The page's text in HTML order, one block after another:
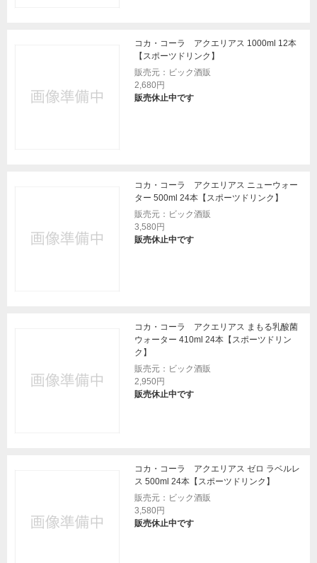
コカ・コーラ アクエリアス 1000ml 12本
【スポーツドリンク】
販売元：ビック酒販
2,680円
販売休止中です
コカ・コーラ アクエリアス ニューウォー
ター 500ml 24本【スポーツドリンク】
販売元：ビック酒販
3,580円
販売休止中です
コカ・コーラ アクエリアス まもる乳酸菌
ウォーター 410ml 24本【スポーツドリン
ク】
販売元：ビック酒販
2,950円
販売休止中です
コカ・コーラ アクエリアス ゼロ ラベルレ
ス 500ml 24本【スポーツドリンク】
販売元：ビック酒販
3,580円
販売休止中です